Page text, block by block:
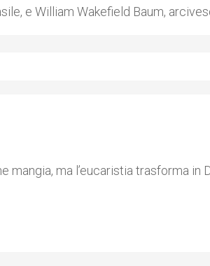
e William Wakefield Baum,
mangia, ma l’eucaristia trasforma in